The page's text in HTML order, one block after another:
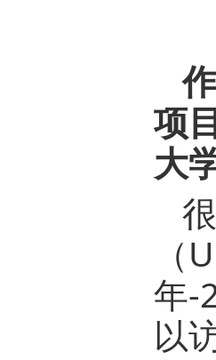
项
大
年-
以